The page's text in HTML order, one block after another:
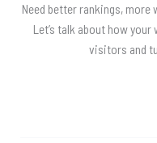
Need better rankings, more
Let’s talk about how
visitors and